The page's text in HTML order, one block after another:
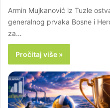
Armin Mujkanović iz Tuzle
generalnog prvaka Bosne i
za…
Pročitaj više »